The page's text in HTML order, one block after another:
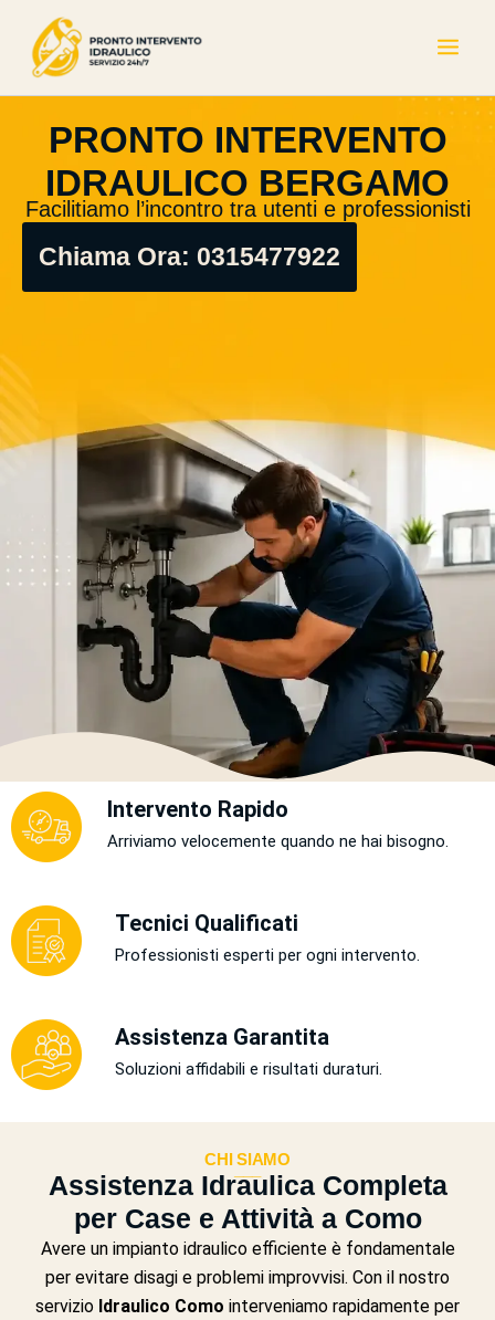
content
PRONTO INTERVENTO
IDRAULICO BERGAMO
Facilitiamo l’incontro tra utenti e professionisti
Chiama Ora: 0315477922
Intervento Rapido
Arriviamo velocemente quando ne hai bisogno.
Tecnici Qualificati
Professionisti esperti per ogni intervento.
Assistenza Garantita
Soluzioni affidabili e risultati duraturi.
CHI SIAMO
___
Assistenza Idraulica Completa
per Case e Attività a Como
Avere un impianto idraulico efficiente è fondamentale
per evitare disagi e problemi improvvisi. Con il nostro
servizio Idraulico Como interveniamo rapidamente per